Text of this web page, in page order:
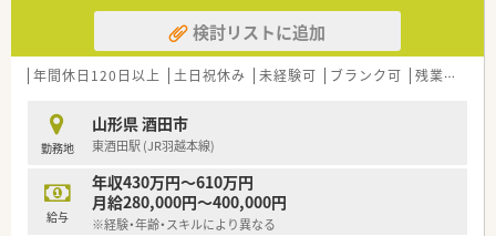
検討リストに追加
年間休日120日以上 土日祝休み 未経験可 ブランク可 残業なし(ほぼなし含む)
勤務地
山形県 酒田市
東酒田駅 (JR羽越本線)
給与
年収430万円～610万円
月給280,000円～400,000円
※経験・年齢・スキルにより異なる